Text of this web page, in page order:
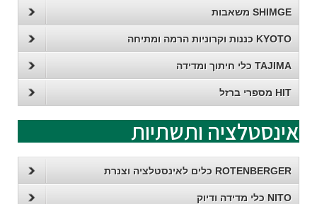
SHIMGE משאבות
KYOTO כננות וקרוניות הרמה ומתיחה
TAJIMA כלי חיתוך ומדידה
HIT מספרי ברזל
אינסטלציה ותשתיות
ROTENBERGER כלים לאינסטלציה וצנרת
NITO כלי מדידה ודיוק